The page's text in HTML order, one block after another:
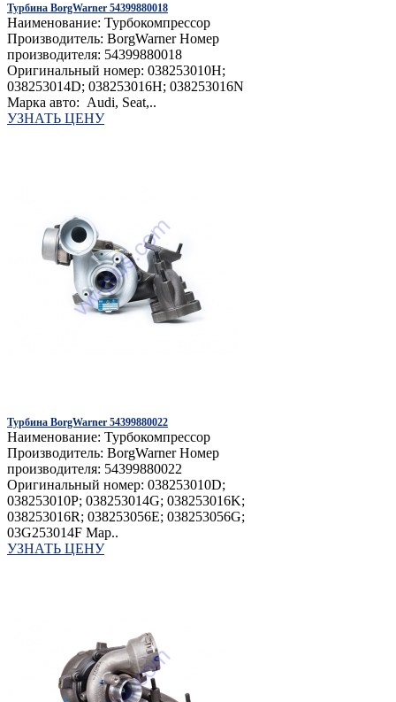
Турбина BorgWarner 54399880018
Наименование: Турбокомпрессор
Производитель: BorgWarner Номер
производителя: 54399880018
Оригинальный номер: 038253010H;
038253014D; 038253016H; 038253016N
Марка авто: Audi, Seat,..
УЗНАТЬ ЦЕНУ
Турбина BorgWarner 54399880022
Наименование: Турбокомпрессор
Производитель: BorgWarner Номер
производителя: 54399880022
Оригинальный номер: 038253010D;
038253010P; 038253014G; 038253016K;
038253016R; 038253056E; 038253056G;
03G253014F Мар..
УЗНАТЬ ЦЕНУ